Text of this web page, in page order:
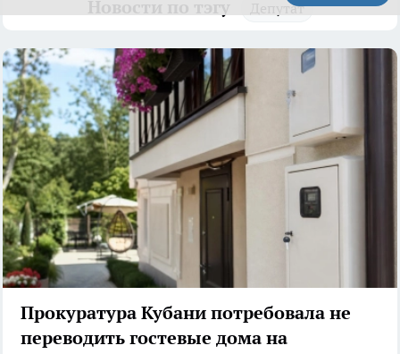
Депутат
Прокуратура Кубани потребовала не
переводить гостевые дома на